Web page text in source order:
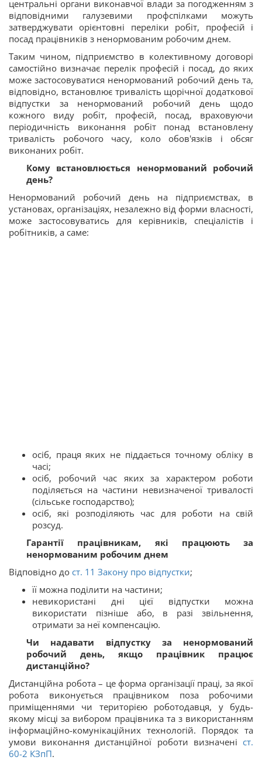
центральні органи виконавчої влади за погодженням з
відповідними галузевими профспілками можуть
затверджувати орієнтовні переліки робіт, професій і
посад працівників з ненормованим робочим днем.
Таким чином, підприємство в колективному договорі
самостійно визначає перелік професій і посад, до яких
може застосовуватися ненормований робочий день та,
відповідно, встановлює тривалість щорічної додаткової
відпустки за ненормований робочий день щодо
кожного виду робіт, професій, посад, враховуючи
періодичність виконання робіт понад встановлену
тривалість робочого часу, коло обов'язків і обсяг
виконаних робіт.
Кому встановлюється ненормований робочий
день?
Ненормований робочий день на підприємствах, в
установах, організаціях, незалежно від форми власності,
може застосовуватись для керівників, спеціалістів і
робітників, а саме:
осіб, праця яких не піддається точному обліку в
часі;
осіб, робочий час яких за характером роботи
поділяється на частини невизначеної тривалості
(сільське господарство);
осіб, які розподіляють час для роботи на свій
розсуд.
Гарантії працівникам, які працюють за
ненормованим робочим днем
Відповідно до ст. 11 Закону про відпустки;
її можна поділити на частини;
невикористані дні цієї відпустки можна
використати пізніше або, в разі звільнення,
отримати за неї компенсацію.
Чи надавати відпустку за ненормований
робочий день, якщо працівник працює
дистанційно?
Дистанційна робота – це форма організації праці, за якої
робота виконується працівником поза робочими
приміщеннями чи територією роботодавця, у будь-
якому місці за вибором працівника та з використанням
інформаційно-комунікаційних технологій. Порядок та
умови виконання дистанційної роботи визначені ст.
60-2 КЗпП.